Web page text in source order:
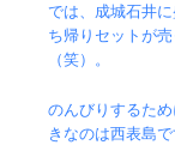
では、成城石井
ち帰りセットが
（笑）。
のんびりするた
きなのは西表島